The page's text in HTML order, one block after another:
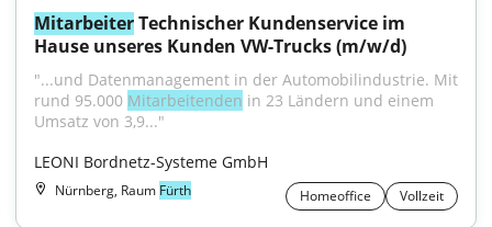
Mitarbeiter Technischer Kundenservice im
Hause unseres Kunden VW-Trucks (m/w/d)
"...und Datenmanagement in der Automobilindustrie. Mit
rund 95.000 Mitarbeitenden in 23 Ländern und einem
Umsatz von 3,9..."
LEONI Bordnetz-Systeme GmbH
Nürnberg, Raum Fürth Homeoffice Vollzeit